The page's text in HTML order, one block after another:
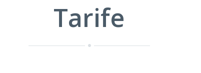
Tarife